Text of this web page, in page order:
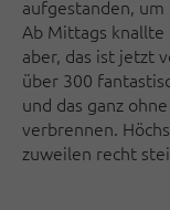
aufgestanden,
Ab Mittags knallte
aber, das ist jetzt
über 300
und das ganz
verbrennen.
zuweilen recht